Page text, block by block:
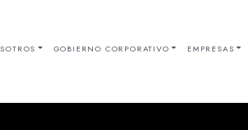
GOBIERNO CORPORATIVO EMPRESAS